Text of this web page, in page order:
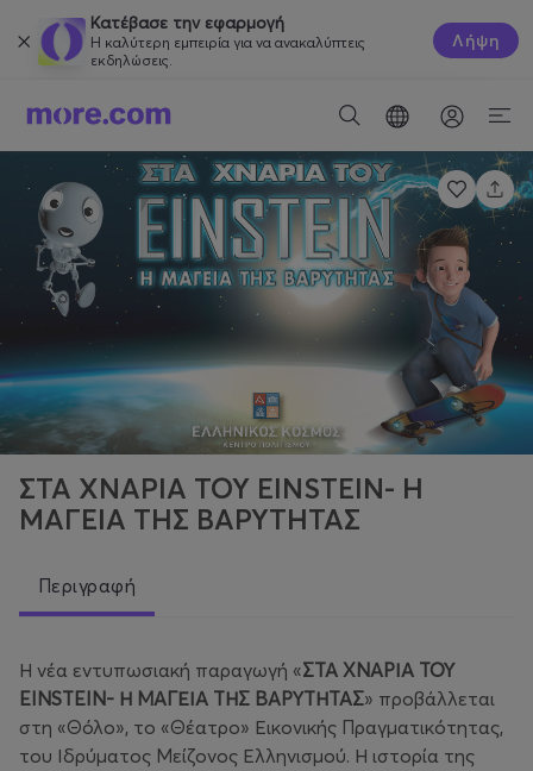
Κατέβασε την εφαρμογή
Η καλύτερη εμπειρία για να ανακαλύπτεις
εκδηλώσεις.
Λήψη
ΣΤΑ ΧΝΑΡΙΑ ΤΟΥ EINSTEIN- Η
ΜΑΓΕΙΑ ΤΗΣ ΒΑΡΥΤΗΤΑΣ
Περιγραφή
Η νέα εντυπωσιακή παραγωγή «ΣΤΑ ΧΝΑΡΙΑ ΤΟΥ
EINSTEIN- Η ΜΑΓΕΙΑ ΤΗΣ ΒΑΡΥΤΗΤΑΣ» προβάλλεται
στη «Θόλο», το «Θέατρο» Εικονικής Πραγματικότητας,
του Ιδρύματος Μείζονος Ελληνισμού. Η ιστορία της